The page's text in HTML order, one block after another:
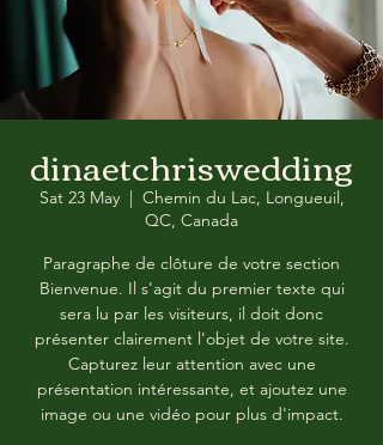
dinaetchriswedding
Sat 23 May
  |
Chemin du Lac, Longueuil,
QC, Canada
Paragraphe de clôture de votre section
Bienvenue. Il s'agit du premier texte qui
sera lu par les visiteurs, il doit donc
présenter clairement l'objet de votre site.
Capturez leur attention avec une
présentation intéressante, et ajoutez une
image ou une vidéo pour plus d'impact.